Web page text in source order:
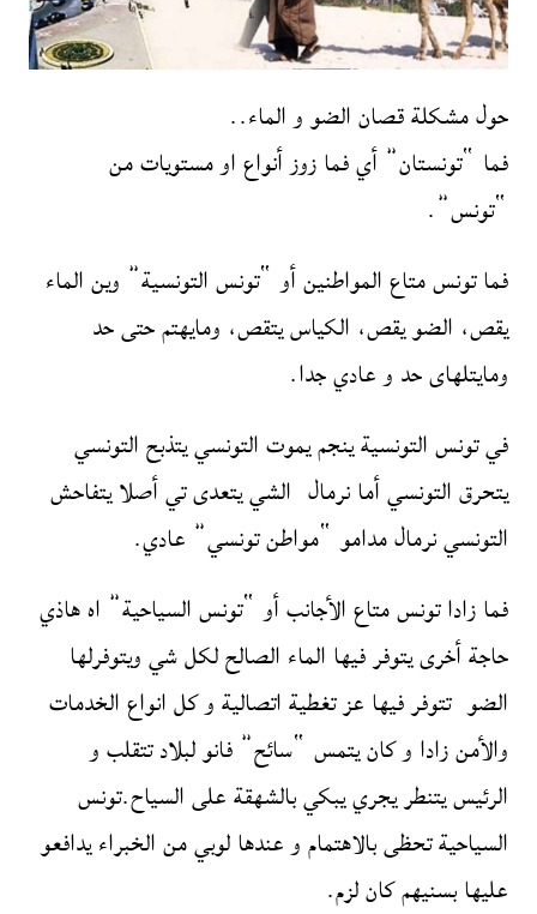
حول مشكلة قصان الضو و الماء..
فما “تونستان” أي فما زوز أنواع او مستويات من
“تونس”.
فما تونس متاع المواطنين أو “تونس التونسية” وين الماء
يقص، الضو يقص، الكياس يتقص، ومايهتم حتى حد
ومايتلهاى حد و عادي جدا.
في تونس التونسية ينجم يموت التونسي يتذبح التونسي
يتحرق التونسي أما نرمال الشي يتعدى تي أصلا يتفاحش
التونسي نرمال مدامو “مواطن تونسي” عادي.
فما زادا تونس متاع الأجانب أو “تونس السياحية” اه هاذي
حاجة أخرى يتوفر فيها الماء الصالح لكل شي ويتوفرلها
الضو تتوفر فيها عز تغطية اتصالية و كل انواع الخدمات
والأمن زادا و كان يتمس “سائح” فانو لبلاد تتقلب و
الرئيس يتنطر يجري يبكي بالشهقة على السياح.تونس
السياحية تحظى بالاهتمام و عندها لوبي من الخبراء يدافعو
عليها بسنيهم كان لزم.